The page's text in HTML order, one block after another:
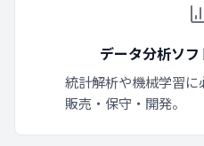
データ分析ソ
統計解析や機械学習
販売・保守・開発。